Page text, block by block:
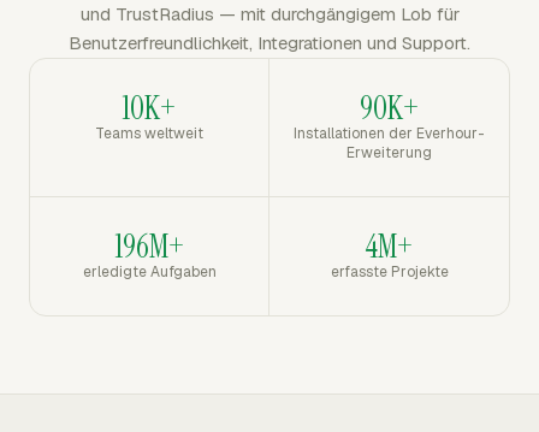
und TrustRadius — mit durchgängigem Lob für
Benutzerfreundlichkeit, Integrationen und Support.
10K+
Teams weltweit
90K+
Installationen der Everhour-
Erweiterung
196M+
erledigte Aufgaben
4M+
erfasste Projekte